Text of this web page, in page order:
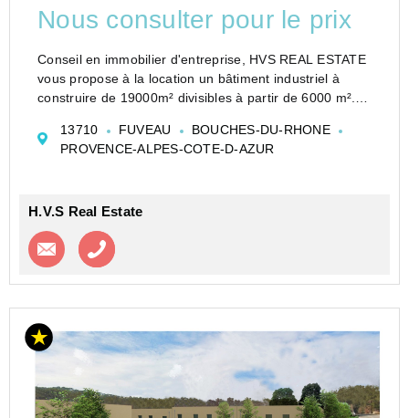
Nous consulter pour le prix
Conseil en immobilier d'entreprise, HVS REAL ESTATE
vous propose à la location un bâtiment industriel à
construire de 19000m² divisibles à partir de 6000 m².
13710
FUVEAU
BOUCHES-DU-RHONE
PROVENCE-ALPES-COTE-D-AZUR
H.V.S Real Estate
Contacter l'agence